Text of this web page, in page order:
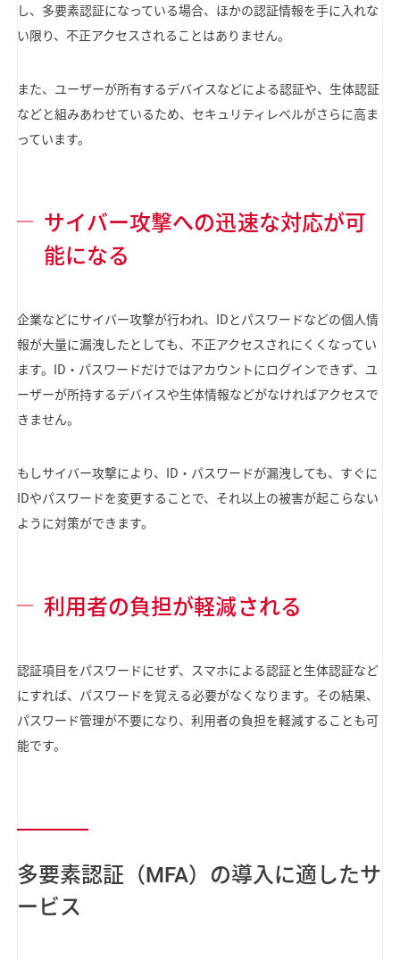
し、多要素認証になっている場合、ほかの認証情報を手に入れな
い限り、不正アクセスされることはありません。
また、ユーザーが所有するデバイスなどによる認証や、生体認証
などと組みあわせているため、セキュリティレベルがさらに高ま
っています。
サイバー攻撃への迅速な対応が可
能になる
企業などにサイバー攻撃が行われ、IDとパスワードなどの個人情
報が大量に漏洩したとしても、不正アクセスされにくくなってい
ます。ID・パスワードだけではアカウントにログインできず、ユ
ーザーが所持するデバイスや生体情報などがなければアクセスで
きません。
もしサイバー攻撃により、ID・パスワードが漏洩しても、すぐに
IDやパスワードを変更することで、それ以上の被害が起こらない
ように対策ができます。
利用者の負担が軽減される
認証項目をパスワードにせず、スマホによる認証と生体認証など
にすれば、パスワードを覚える必要がなくなります。その結果、
パスワード管理が不要になり、利用者の負担を軽減することも可
能です。
多要素認証（MFA）の導入に適したサ
ービス